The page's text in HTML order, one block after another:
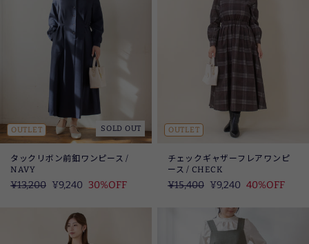
OUTLET SOLD OUT
タックリボン前釦ワンピース /
NAVY
定
¥13,200 SALE
¥9,240 30%OFF
OUTLET
チェックギャザーフレアワンピ
ース / CHECK
定
¥15,400 SALE
¥9,240 40%OFF